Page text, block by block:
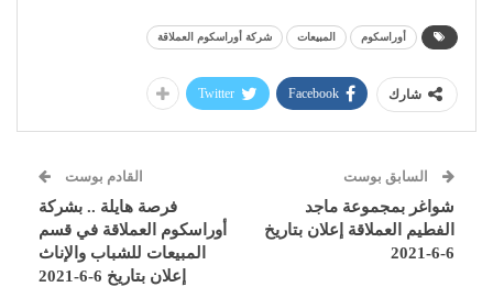
أوراسكوم المبيعات شركة أوراسكوم العملاقة
شارك Facebook
Twitter
السابق بوست
شواغر بمجموعة ماجد
الفطيم العملاقة إعلان بتاريخ
6-6-2021
القادم بوست
فرصة هايلة .. بشركة
أوراسكوم العملاقة في قسم
المبيعات للشباب والإناث
إعلان بتاريخ 6-6-2021